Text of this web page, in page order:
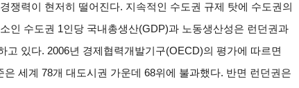
쟁력이 현저히 떨어진다. 지속적인 수도권 규제 탓에 수도권의
인 수도권 1인당 국내총생산(GDP)과 노동생산성은 런던권과
고 있다. 2006년 경제협력개발기구(OECD)의 평가에 따르면
세계 78개 대도시권 가운데 68위에 불과했다. 반면 런던권은